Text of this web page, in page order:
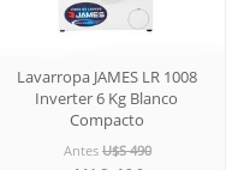
Lavarropa JAMES LR 1008
Inverter 6 Kg Blanco
Compacto
Antes U$S 490